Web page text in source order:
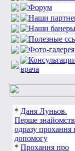
* Даня Луньов.
Перше
одразу прохання
допомогу
* Прохання про